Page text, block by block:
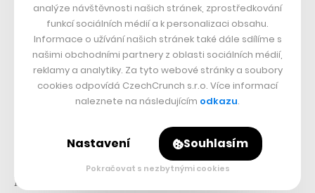
Normálně by to ale na grandslamovou účast nestačilo.
analýze návštěvnosti našich stránek, zprostředkování
funkcí sociálních médií a k personalizaci obsahu.
Informace o užívání našich stránek také dále sdílíme s
našimi obchodními partnery z oblasti sociálních médií,
reklamy a analytiky. Za tyto webové stránky a soubory
cookies odpovídá CzechCrunch s.r.o. Více informací
naleznete na následujícím odkazu.
Nastavení Souhlasím
Pokračovat s nezbytnými cookies